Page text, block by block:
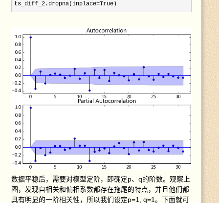
ts_diff_2.dropna(inplace=True)
数据平稳后，需要对模型定阶，即确定p、q的阶数。观察上
图，发现自相关和偏相系数都存在拖尾的特点，并且他们都
具有明显的一阶相关性，所以我们设定p=1, q=1。下面就可